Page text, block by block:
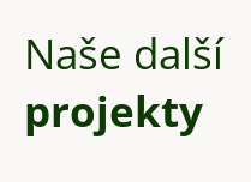
Naše další
projekty